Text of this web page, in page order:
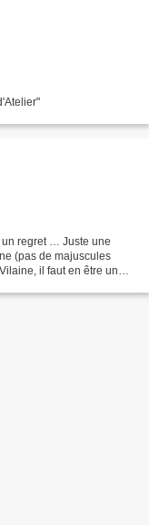
un regret … Juste une
(pas de majuscules
il faut en être une